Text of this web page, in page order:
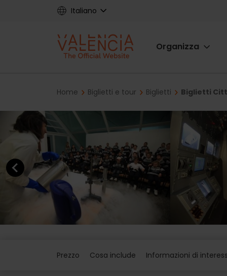
Italiano
Main
Organizza
Breadcrumb
Home Biglietti e tour Biglietti Biglietti
Previous element
Prezzo Cosa include Informazioni di